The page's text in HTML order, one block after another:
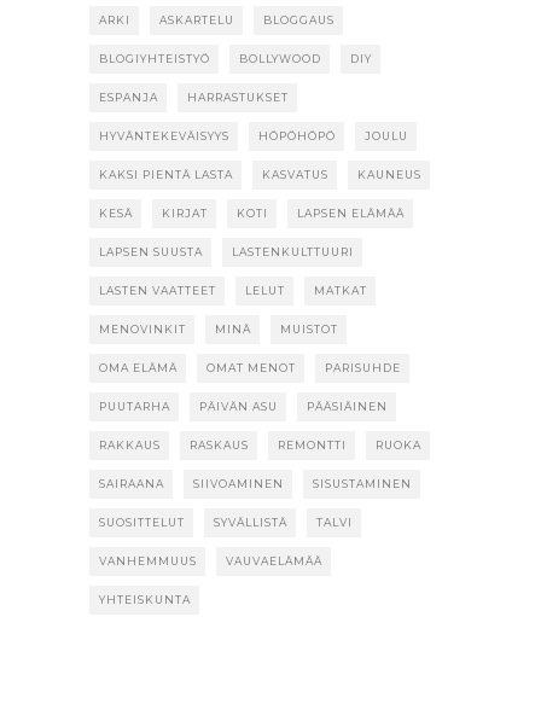
ARKI ASKARTELU BLOGGAUS
BLOGIYHTEISTYÖ BOLLYWOOD DIY
ESPANJA HARRASTUKSET
HYVÄNTEKEVÄISYYS HÖPÖHÖPÖ JOULU
KAKSI PIENTÄ LASTA KASVATUS KAUNEUS
KESÄ KIRJAT KOTI LAPSEN ELÄMÄÄ
LAPSEN SUUSTA LASTENKULTTUURI
LASTEN VAATTEET LELUT MATKAT
MENOVINKIT MINÄ MUISTOT
OMA ELÄMÄ OMAT MENOT PARISUHDE
PUUTARHA PÄIVÄN ASU PÄÄSIÄINEN
RAKKAUS RASKAUS REMONTTI RUOKA
SAIRAANA SIIVOAMINEN SISUSTAMINEN
SUOSITTELUT SYVÄLLISTÄ TALVI
VANHEMMUUS VAUVAELÄMÄÄ
YHTEISKUNTA